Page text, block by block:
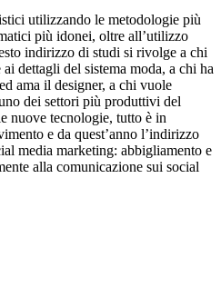
utilizzando le metodologie più
più idonei, oltre all’utilizzo
indirizzo di studi si rivolge a chi
dettagli del sistema moda, a chi ha
ama il designer, a chi vuole
dei settori più produttivi del
nuove tecnologie, tutto è in
e da quest’anno l’indirizzo
media marketing: abbigliamento e
alla comunicazione sui social